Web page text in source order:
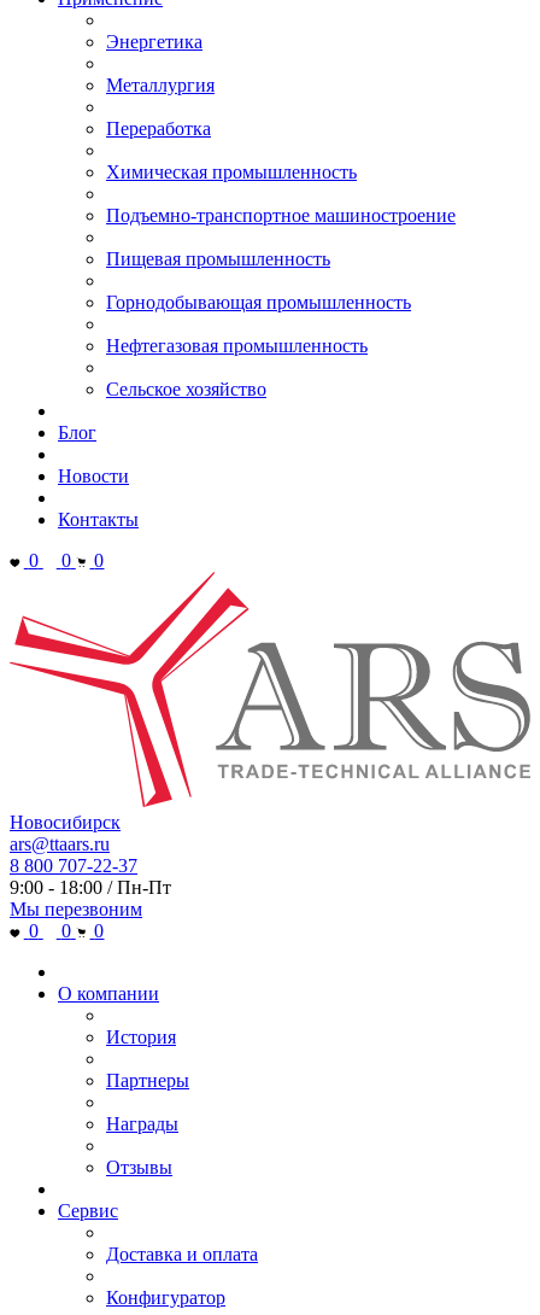
Энергетика
Металлургия
Переработка
Химическая промышленность
Подъемно-транспортное машиностроение
Пищевая промышленность
Горнодобывающая промышленность
Нефтегазовая промышленность
Сельское хозяйство
Блог
Новости
Контакты
0
0 0
Новосибирск
ars@ttaars.ru
8 800 707-22-37
9:00 - 18:00 / Пн-Пт
Мы перезвоним
0
0 0
О компании
История
Партнеры
Награды
Отзывы
Сервис
Доставка и оплата
Конфигуратор